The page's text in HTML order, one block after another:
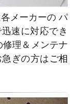
メーカーの パ
速に対応でき
修理＆メンテナ
ぎの方はご相